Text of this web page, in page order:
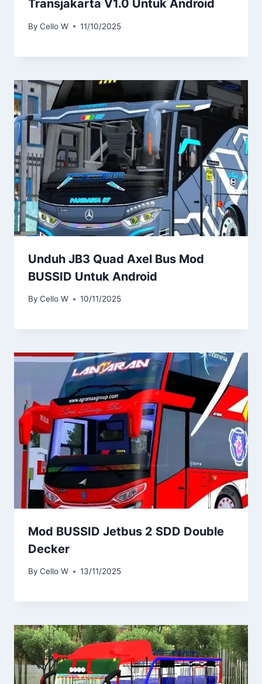
Transjakarta V1.0 Untuk Android
By Cello W 11/10/2025
Unduh JB3 Quad Axel Bus Mod
BUSSID Untuk Android
By Cello W 10/11/2025
Mod BUSSID Jetbus 2 SDD Double
Decker
By Cello W 13/11/2025